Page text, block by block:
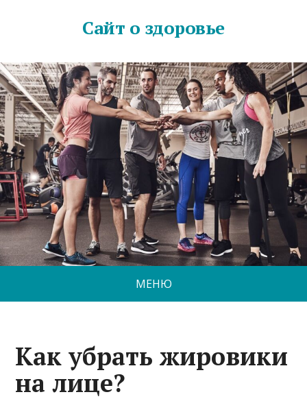
Сайт о здоровье
МЕНЮ
Как убрать жировики
на лице?